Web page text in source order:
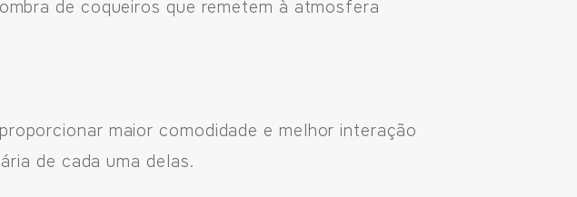
de coqueiros que remetem à atmosfera
maior comodidade e melhor interação
de cada uma delas.